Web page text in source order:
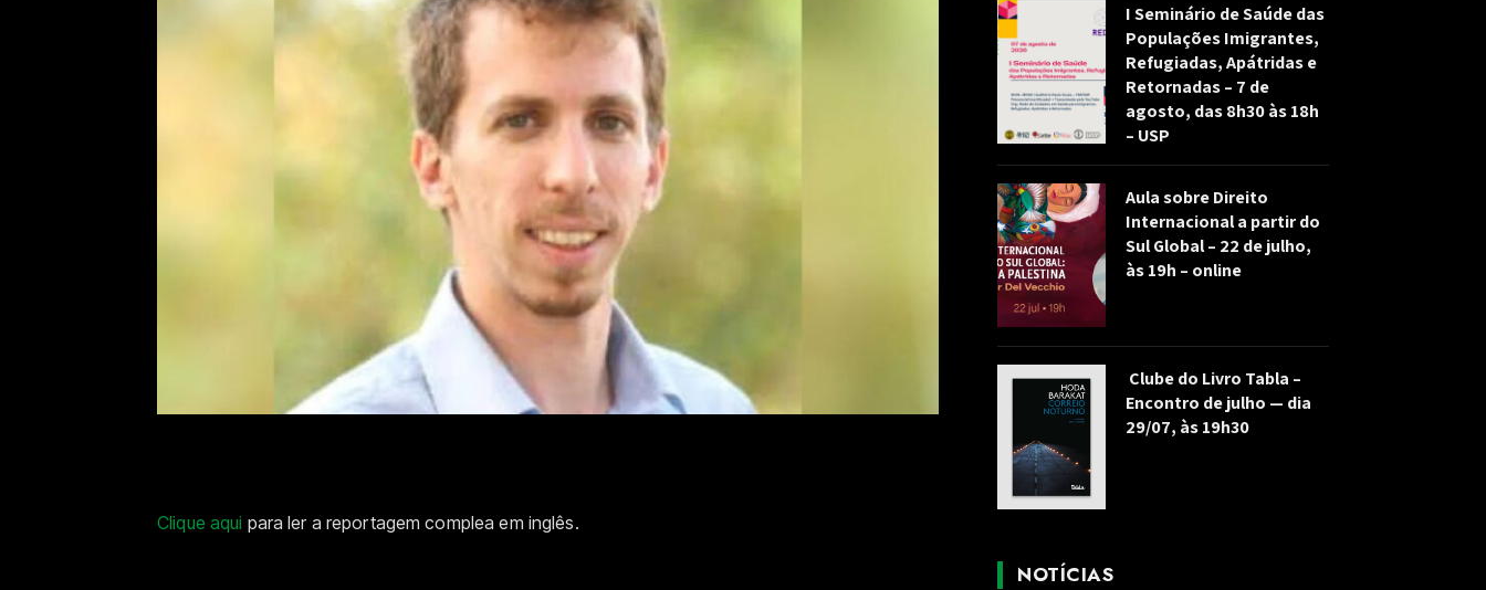
Clique aqui para ler a reportagem complea em inglês.
I Seminário de Saúde das
Populações Imigrantes,
Refugiadas, Apátridas e
Retornadas – 7 de
agosto, das 8h30 às 18h
– USP
Aula sobre Direito
Internacional a partir do
Sul Global – 22 de julho,
às 19h – online
Clube do Livro Tabla –
Encontro de julho — dia
29/07, às 19h30
NOTÍCIAS